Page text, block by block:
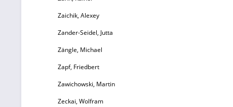
Zaichik, Alexey
Zander-Seidel, Jutta
Zängle, Michael
Zapf, Friedbert
Zawichowski, Martin
Zeckai, Wolfram